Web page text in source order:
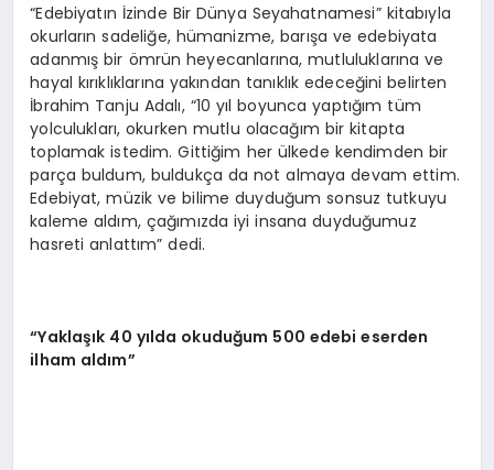
“Edebiyatın İzinde Bir Dünya Seyahatnamesi” kitabıyla
okurların sadeliğe, hümanizme, barışa ve edebiyata
adanmış bir ömrün heyecanlarına, mutluluklarına ve
hayal kırıklıklarına yakından tanıklık edeceğini belirten
İbrahim Tanju Adalı, “10 yıl boyunca yaptığım tüm
yolculukları, okurken mutlu olacağım bir kitapta
toplamak istedim. Gittiğim her ülkede kendimden bir
parça buldum, buldukça da not almaya devam ettim.
Edebiyat, müzik ve bilime duyduğum sonsuz tutkuyu
kaleme aldım, çağımızda iyi insana duyduğumuz
hasreti anlattım” dedi.
“Yaklaşık 40 yılda okuduğum 500 edebi eserden
ilham aldım”